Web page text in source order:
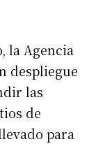
la Agencia
despliegue
las
de
para